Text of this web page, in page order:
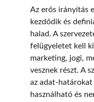
Az erős irányítás
kezdődik és
halad. A
felügyeletet kell
marketing, jogi,
vesznek részt. A
az adat-
használható és